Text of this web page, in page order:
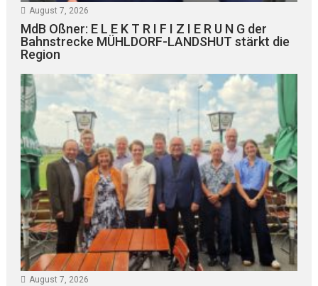
August 7, 2026
MdB Oßner: E L E K T R I F I Z I E R U N G der
Bahnstrecke MÜHLDORF-LANDSHUT stärkt die
Region
August 7, 2026